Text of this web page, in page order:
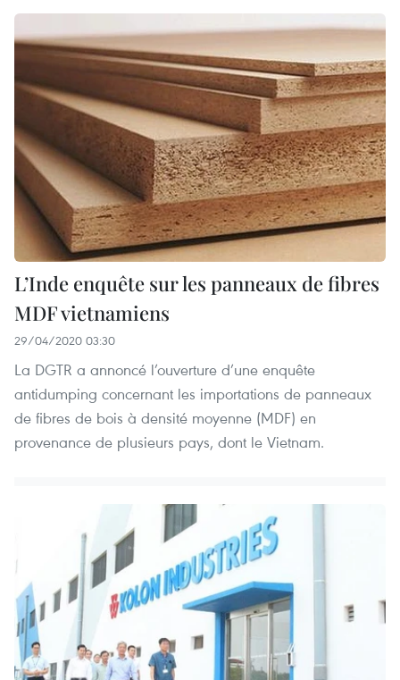
L’Inde enquête sur les panneaux de fibres
MDF vietnamiens
29/04/2020 03:30
La DGTR a annoncé l’ouverture d’une enquête
antidumping concernant les importations de panneaux
de fibres de bois à densité moyenne (MDF) en
provenance de plusieurs pays, dont le Vietnam.